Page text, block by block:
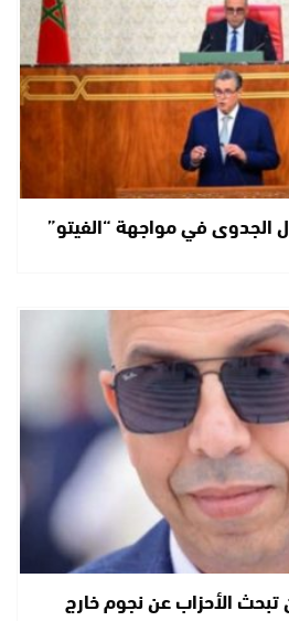
الجدوى في مواجهة “الفيتو”
الأحزاب عن نجوم خارج